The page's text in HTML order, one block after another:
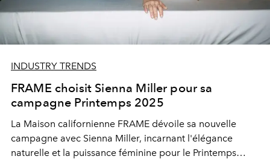
INDUSTRY TRENDS
FRAME choisit Sienna Miller pour sa
campagne Printemps 2025
La Maison californienne FRAME dévoile sa nouvelle
campagne avec Sienna Miller, incarnant l'élégance
naturelle et la puissance féminine pour le Printemps